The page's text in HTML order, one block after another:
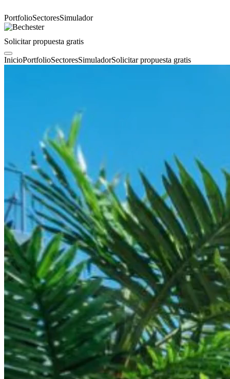
PortfolioSectoresSimulador
Solicitar propuesta gratis
InicioPortfolioSectoresSimuladorSolicitar propuesta gratis